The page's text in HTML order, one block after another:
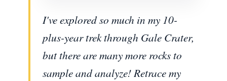
I've explored so much in my 10-
plus-year trek through Gale Crater,
but there are many more rocks to
sample and analyze! Retrace my